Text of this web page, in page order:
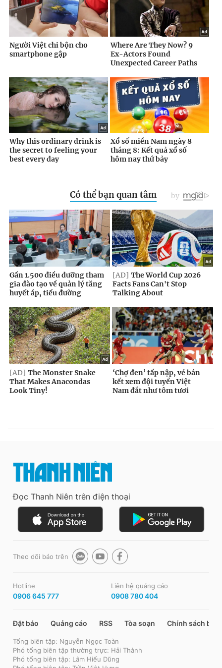
Đọc Thanh Niên trên điện thoại
Theo dõi báo trên
Hotline
0906 645 777
Liên hệ quảng cáo
0908 780 404
Đặt báo Quảng cáo RSS Tòa soạn Chính sách bảo
Tổng biên tập: Nguyễn Ngọc Toàn
Phó tổng biên tập thường trực: Hải Thành
Phó tổng biên tập: Lâm Hiếu Dũng